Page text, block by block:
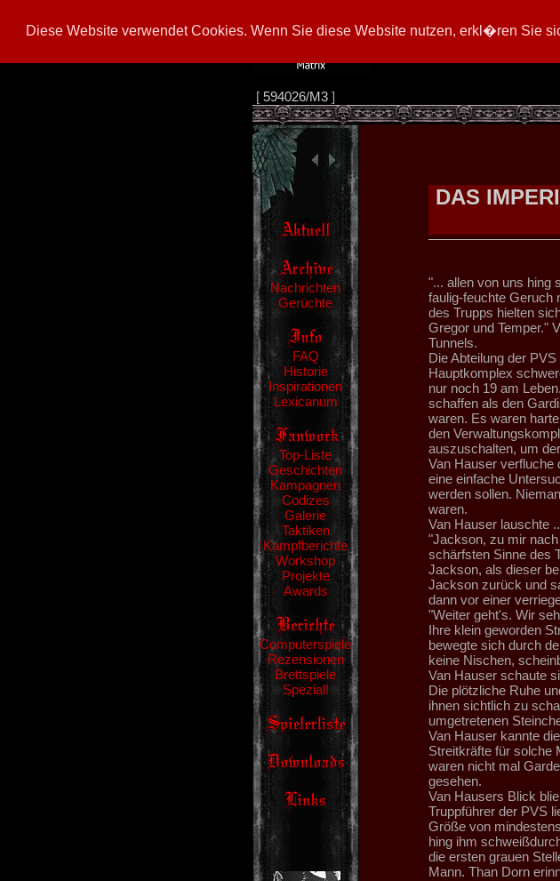
Diese Website verwendet Cookies. Wenn Sie diese Website nutzen, erkl�ren Sie
[ 594026/M3]
Nachrichten
Gerüchte
FAQ
Historie
Inspirationen
Lexicanum
Top-Liste
Geschichten
Kampagnen
Codizes
Galerie
Taktiken
Kampfberichte
Workshop
Projekte
Awards
Computerspiele
Rezensionen
Brettspiele
Spezial!
DAS
"... allen von uns hing
faulig-feuchte Geruch
des Trupps hielten
Gregor und Temper."
Tunnels.
Die Abteilung der
Hauptkomplex
nur noch 19 am
schaffen als den
waren. Es waren
den
auszuschalten, um
Van Hauser verfluche
eine einfache
werden sollen.
waren.
Van Hauser lauschte
"Jackson, zu mir
schärfsten Sinne des
Jackson, als dieser
Jackson zurück und
dann vor einer
"Weiter geht's. Wir
Ihre klein geworden
bewegte sich durch
keine Nischen,
Van Hauser schaute
Die plötzliche Ruhe
ihnen sichtlich zu
umgetretenen
Van Hauser kannte
Streitkräfte für solche
waren nicht mal
gesehen.
Van Hausers Blick
Truppführer der PVS
Größe von
hing ihm
die ersten grauen
Mann. Than Dorn